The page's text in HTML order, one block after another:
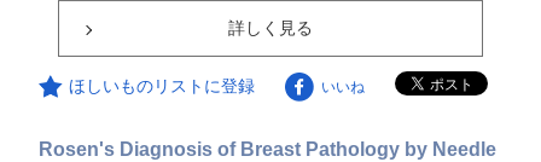
詳しく見る
ほしいものリストに登録 いいね
Rosen's Diagnosis of Breast Pathology by Needle